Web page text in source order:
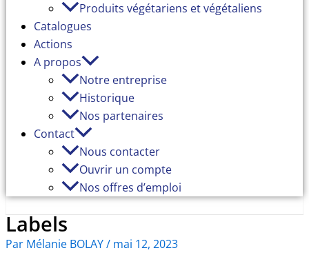
Produits végétariens et végétaliens
Catalogues
Actions
A propos
Notre entreprise
Historique
Nos partenaires
Contact
Nous contacter
Ouvrir un compte
Nos offres d’emploi
Labels
Par Mélanie BOLAY/ mai 12, 2023